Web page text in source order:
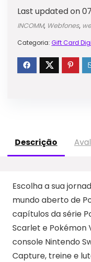
Last updated on
INCOMM, Webfones,
Categoria: Gift Card
Descrição
Escolha a sua
mundo aberto de
capítulos da série
Scarlet e Pokémon
console Nintendo
Capture, treine e